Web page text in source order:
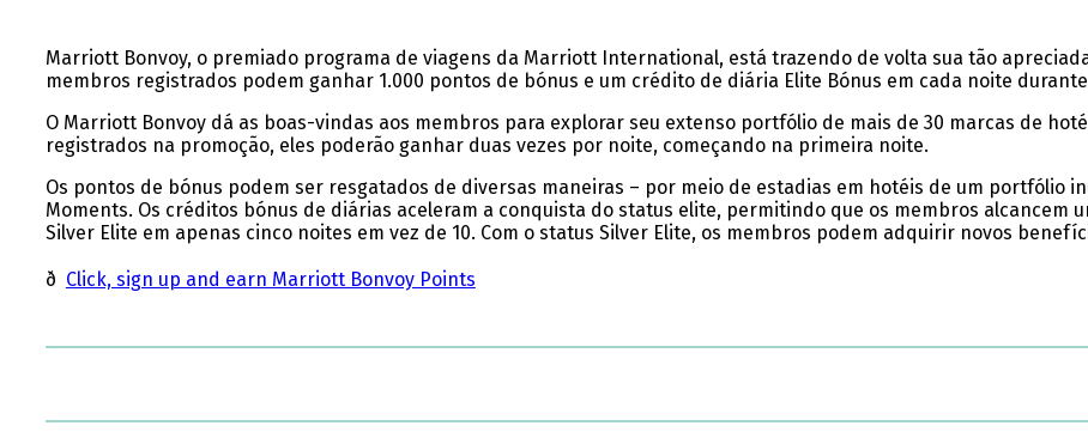
Marriott Bonvoy, o premiado programa de viagens da Marriott International, está trazendo de volta sua tão
membros registrados podem ganhar 1.000 pontos de bónus e um crédito de diária Elite Bónus em cada noite
O Marriott Bonvoy dá as boas-vindas aos membros para explorar seu extenso portfólio de mais de 30 marcas de
registrados na promoção, eles poderão ganhar duas vezes por noite, começando na primeira noite.
Os pontos de bónus podem ser resgatados de diversas maneiras – por meio de estadias em hotéis de um
Moments. Os créditos bónus de diárias aceleram a conquista do status elite, permitindo que os membros
Silver Elite em apenas cinco noites em vez de 10. Com o status Silver Elite, os membros podem adquirir novos
ð Click, sign up and earn Marriott Bonvoy Points